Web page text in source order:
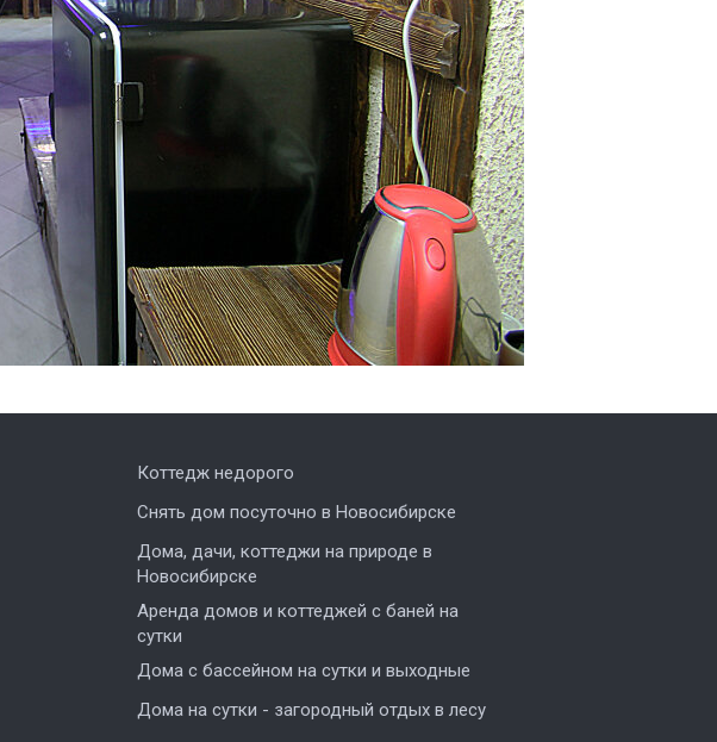
Коттедж недорого
Снять дом посуточно в Новосибирске
Дома, дачи, коттеджи на природе в
Новосибирске
Аренда домов и коттеджей с баней на
сутки
Дома с бассейном на сутки и выходные
Дома на сутки - загородный отдых в лесу